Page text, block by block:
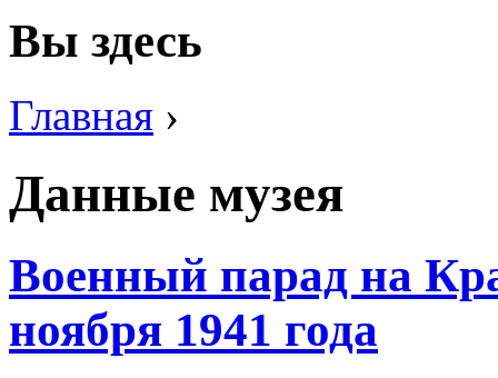
Вы здесь
Главная ›
Данные музея
Военный парад на
ноября 1941 года